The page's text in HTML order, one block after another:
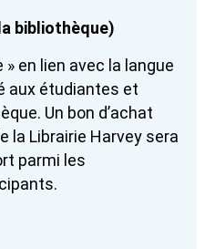
bibliothèque)
en lien avec la langue
aux étudiantes et
Un bon d’achat
la Librairie Harvey sera
parmi les